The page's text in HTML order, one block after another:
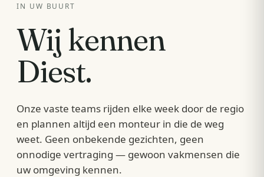
IN UW BUURT
Wij kennen
Diest.
Onze vaste teams rijden elke week door de regio
en plannen altijd een monteur in die de weg
weet. Geen onbekende gezichten, geen
onnodige vertraging — gewoon vakmensen die
uw omgeving kennen.